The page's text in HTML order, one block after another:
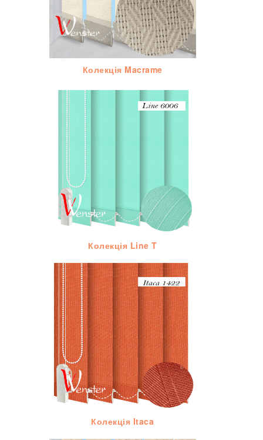
Колекція Macrame
Колекція Line T
Колекція Itaca